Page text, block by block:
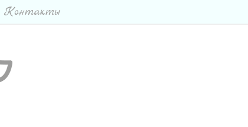
Контакты